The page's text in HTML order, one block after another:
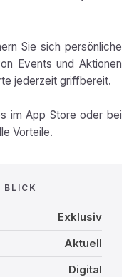
Sie sich persönliche
Events und Aktionen
jederzeit griffbereit.
im App Store oder bei
Vorteile.
BLICK
Exklusiv
Aktuell
Digital